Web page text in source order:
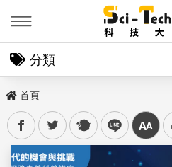
分類
首頁
facebooktwitter plurk line 中